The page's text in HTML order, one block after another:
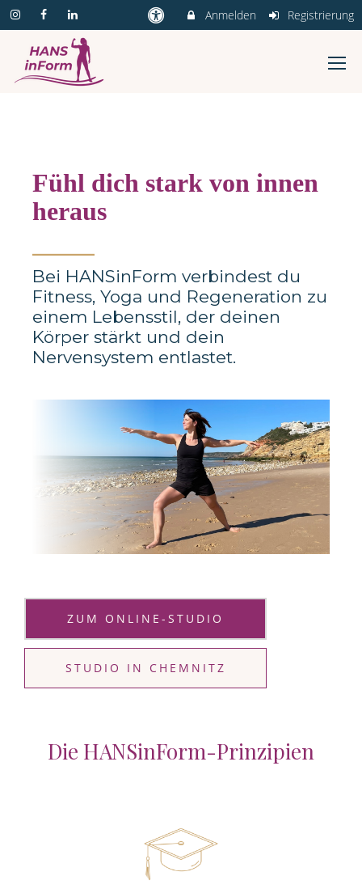
Anmelden Registrierung
Fühl dich stark von innen
heraus
_______
Bei HANSinForm verbindest du
Fitness, Yoga und Regeneration zu
einem Lebensstil, der deinen
Körper stärkt und dein
Nervensystem entlastet.
ZUM ONLINE-STUDIO
STUDIO IN CHEMNITZ
Die HANSinForm-Prinzipien